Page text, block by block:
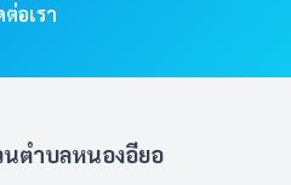
อเรา
นตำบลหนองอียอ